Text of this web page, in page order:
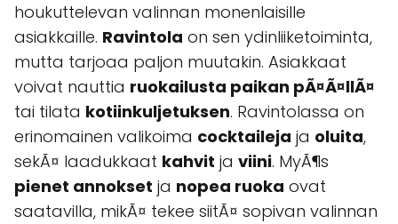
houkuttelevan valinnan monenlaisille
asiakkaille. Ravintola on sen ydinliiketoiminta,
mutta tarjoaa paljon muutakin. Asiakkaat
voivat nauttia ruokailusta paikan pÃ¤Ã¤llÃ¤
tai tilata kotiinkuljetuksen. Ravintolassa on
erinomainen valikoima cocktaileja ja oluita,
sekÃ¤ laadukkaat kahvit ja viini. MyÃ¶s
pienet annokset ja nopea ruoka ovat
saatavilla, mikÃ¤ tekee siitÃ¤ sopivan valinnan